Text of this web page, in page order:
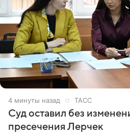
5 минут назад ТАСС
Суд оставил без
пресечения Лерчек